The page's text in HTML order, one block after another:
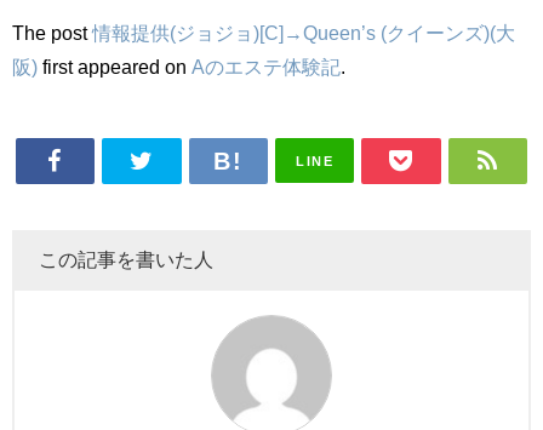
The post情報提供(ジョジョ)[C]→Queen’s (クイーンズ)(大
阪) first appeared on Aのエステ体験記
LINE
この記事を書いた人